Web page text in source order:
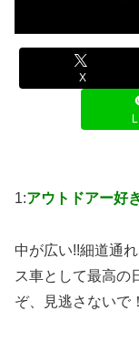
X
1:アウトドアー好
中が広い!!細道通
ス車として最高の
ぞ、見逃さないで